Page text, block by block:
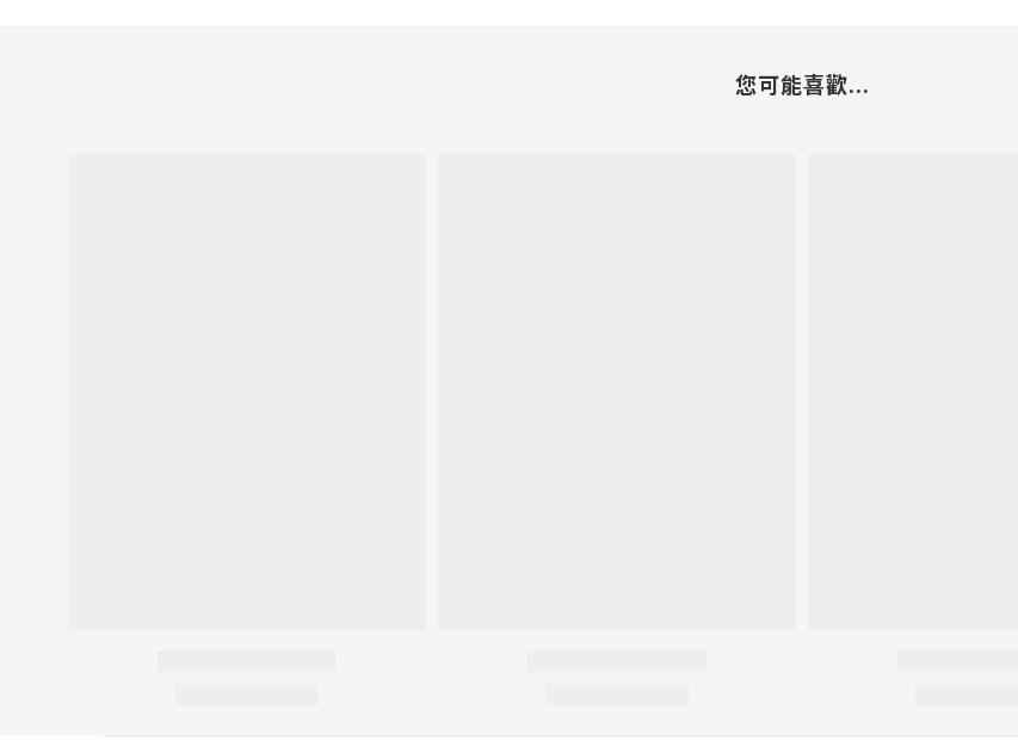
您可能喜歡...